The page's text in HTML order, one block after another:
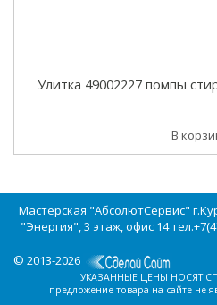
Улитка 49002227 помпы
В
Мастерская "АбсолютСервис"
"Энергия", 3 этаж, офис 14
© 2013-2026
УКАЗАННЫЕ ЦЕНЫ НОСЯТ
предложение товара на сайте не